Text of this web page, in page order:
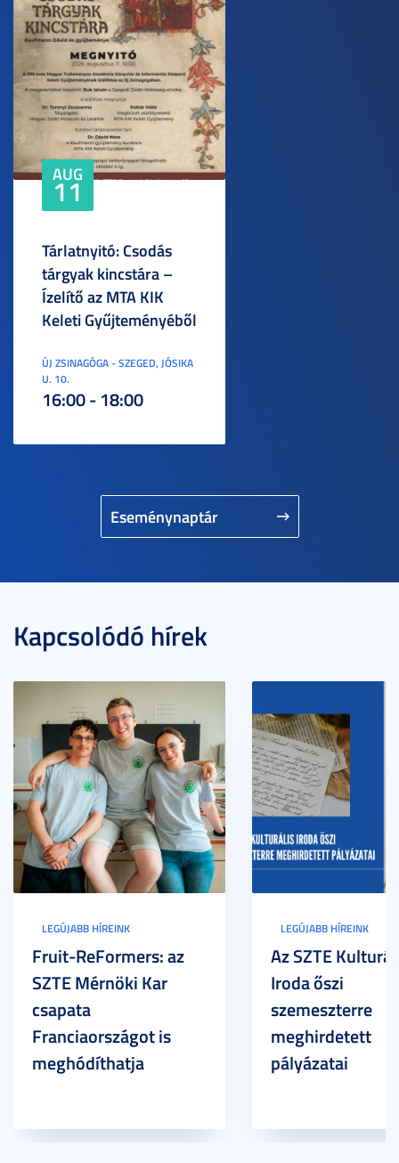
Eseménynaptár
AUG
11
Tárlatnyitó: Csodás
tárgyak kincstára –
Ízelítő az MTA KIK
Keleti Gyűjteményéből
ÚJ ZSINAGÓGA - SZEGED, JÓSIKA
U. 10.
16:00 - 18:00
Kapcsolódó hírek
LEGÚJABB HÍREINK
Fruit-ReFormers: az
SZTE Mérnöki Kar
csapata
Franciaországot is
meghódíthatja
LEGÚJABB HÍREINK
Az SZTE
Iroda őszi
szemeszterre
meghirdetett
pályázatai